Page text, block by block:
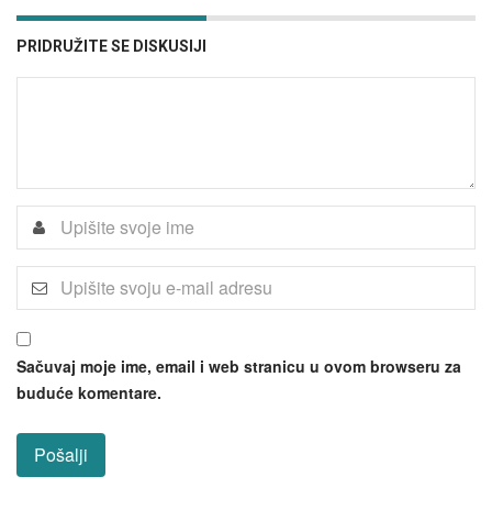
PRIDRUŽITE SE DISKUSIJI
Sačuvaj moje ime, email i web stranicu u ovom browseru za
buduće komentare.